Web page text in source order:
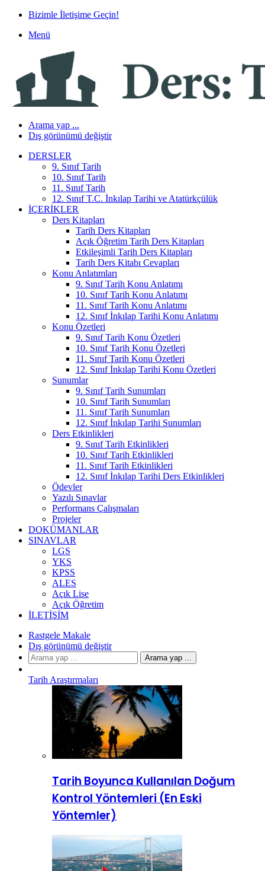
Bizimle İletişime Geçin!
Menü
Arama yap ...
Dış görünümü değiştir
DERSLER
9. Sınıf Tarih
10. Sınıf Tarih
11. Sınıf Tarih
12. Sınıf T.C. İnkılap Tarihi ve Atatürkçülük
İÇERIKLER
Ders Kitapları
Tarih Ders Kitapları
Açık Öğretim Tarih Ders Kitapları
Etkileşimli Tarih Ders Kitapları
Tarih Ders Kitabı Cevapları
Konu Anlatımları
9. Sınıf Tarih Konu Anlatımı
10. Sınıf Tarih Konu Anlatımı
11. Sınıf Tarih Konu Anlatımı
12. Sınıf İnkılap Tarihi Konu Anlatımı
Konu Özetleri
9. Sınıf Tarih Konu Özetleri
10. Sınıf Tarih Konu Özetleri
11. Sınıf Tarih Konu Özetleri
12. Sınıf İnkılap Tarihi Konu Özetleri
Sunumlar
9. Sınıf Tarih Sunumları
10. Sınıf Tarih Sunumları
11. Sınıf Tarih Sunumları
12. Sınıf İnkılap Tarihi Sunumları
Ders Etkinlikleri
9. Sınıf Tarih Etkinlikleri
10. Sınıf Tarih Etkinlikleri
11. Sınıf Tarih Etkinlikleri
12. Sınıf İnkılap Tarihi Ders Etkinlikleri
Ödevler
Yazılı Sınavlar
Performans Çalışmaları
Projeler
DOKÜMANLAR
SINAVLAR
LGS
YKS
KPSS
ALES
Açık Lise
Açık Öğretim
İLETIŞIM
Rastgele Makale
Dış görünümü değiştir
Arama yap ...
Tarih Araştırmaları
Tarih Boyunca Kullanılan Doğum
Kontrol Yöntemleri (En Eski
Yöntemler)